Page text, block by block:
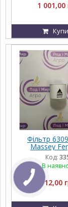
1 001,00
Фільтр
Massey
Код:
В
112,00